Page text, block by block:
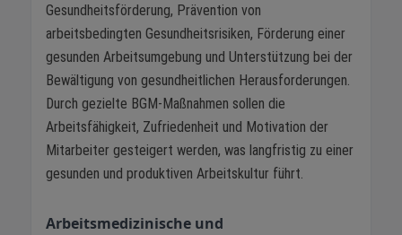
Gesundheitsförderung, Prävention von
arbeitsbedingten Gesundheitsrisiken, Förderung einer
gesunden Arbeitsumgebung und Unterstützung bei der
Bewältigung von gesundheitlichen Herausforderungen.
Durch gezielte BGM-Maßnahmen sollen die
Arbeitsfähigkeit, Zufriedenheit und Motivation der
Mitarbeiter gesteigert werden, was langfristig zu einer
gesunden und produktiven Arbeitskultur führt.
Arbeitsmedizinische und